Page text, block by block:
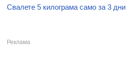
Свалете 5 килограма само за 3 дни